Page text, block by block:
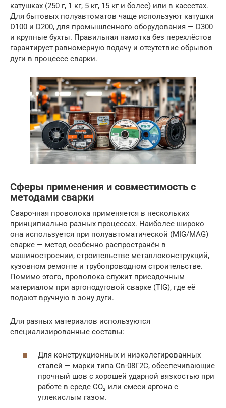
катушках (250 г, 1 кг, 5 кг, 15 кг и более) или в кассетах.
Для бытовых полуавтоматов чаще используют катушки
D100 и D200, для промышленного оборудования — D300
и крупные бухты. Правильная намотка без перехлёстов
гарантирует равномерную подачу и отсутствие обрывов
дуги в процессе сварки.
Сферы применения и совместимость с
методами сварки
Сварочная проволока применяется в нескольких
принципиально разных процессах. Наиболее широко
она используется при полуавтоматической (MIG/MAG)
сварке — метод особенно распространён в
машиностроении, строительстве металлоконструкций,
кузовном ремонте и трубопроводном строительстве.
Помимо этого, проволока служит присадочным
материалом при аргонодуговой сварке (TIG), где её
подают вручную в зону дуги.
Для разных материалов используются
специализированные составы:
Для конструкционных и низколегированных
сталей — марки типа Св-08Г2С, обеспечивающие
прочный шов с хорошей ударной вязкостью при
работе в среде CO₂ или смеси аргона с
углекислым газом.